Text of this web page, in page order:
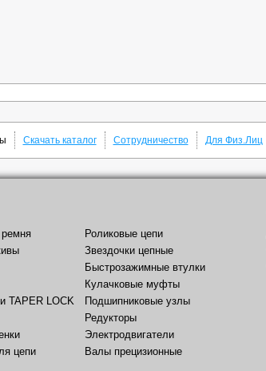
Скачать каталог Сотрудничество Для Физ.Лиц
ремня
TAPER LOCK
цепи
Роликовые цепи
Звездочки цепные
Быстрозажимные втулки
Кулачковые муфты
Подшипниковые узлы
Редукторы
Электродвигатели
Валы прецизионные